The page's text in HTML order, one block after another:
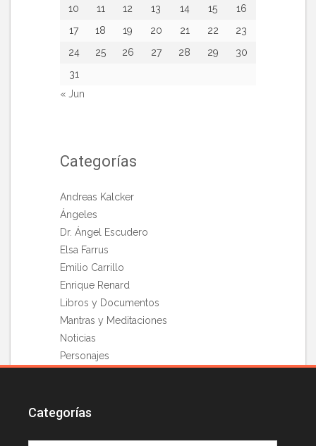
10
11 12 13 14 15
16
17
18 19 20 21 22
23
24
25 26 27 28 29
30
31
« Jun
Categorías
Andreas Kalcker
Ángeles
Dr. Ángel Escudero
Elsa Farrus
Emilio Carrillo
Enrique Renard
Libros y Documentos
Mantras y Meditaciones
Noticias
Personajes
Retos 21 días
Categorías